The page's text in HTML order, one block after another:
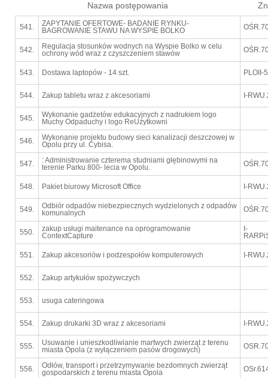
Nazwa postępowania
541.
ZAPYTANIE OFERTOWE- BADANIE RYNKU-
BAGROWANIE STAWU NA WYSPIE BOLKO
542.
Regulacja stosunków wodnych na Wyspie Bolko w celu
ochrony wód wraz z czyszczeniem stawów
543. Dostawa laptopów - 14 szt. PLOII-
544. Zakup tabletu wraz z akcesoriami I-
545.
Wykonanie gadżetów edukacyjnych z nadrukiem logo
Muchy Odpaduchy i logo ReUżytkowni
546.
Wykonanie projektu budowy sieci kanalizacji deszczowej w
Opolu przy ul. Cybisa.
547.
: Administrowanie czterema studniami głębinowymi na
terenie Parku 800- lecia w Opolu.
548. Pakiet biurowy Microsoft Office I-
549.
Odbiór odpadów niebezpiecznych wydzielonych z odpadów
komunalnych
550.
zakup usługi maitenance na oprogramowanie
ContextCapture
I-
551. Zakup akcesoriów i podzespołów komputerowych I-
552. Zakup artykułów spożywczych
553. usuga cateringowa
554. Zakup drukarki 3D wraz z akcesoriami I-
555.
Usuwanie i unieszkodliwianie martwych zwierząt z terenu
miasta Opola (z wyłączeniem pasów drogowych)
556.
Odłów, transport i przetrzymywanie bezdomnych zwierząt
gospodarskich z terenu miasta Opola